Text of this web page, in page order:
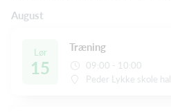
August
Lør
15
Træning
09:00 - 10:00
Peder Lykke skole hal